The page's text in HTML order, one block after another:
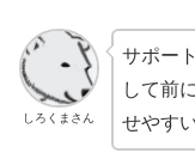
しろくまさん
サポー
して前
せやす